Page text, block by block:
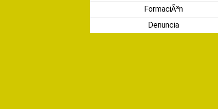
FormaciÃ³n
Denuncia